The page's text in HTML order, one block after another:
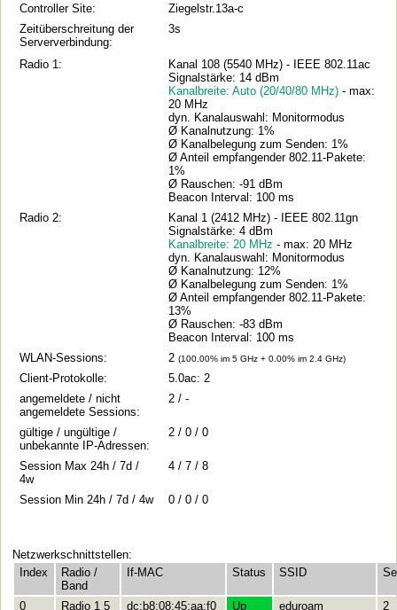
Controller Site:
Ziegelstr.13a-c
Zeitüberschreitung der
Serververbindung:
3s
Radio 1:
Kanal 108 (5540 MHz) - IEEE 802.11ac
Signalstärke: 14 dBm
Kanalbreite: Auto (20/40/80 MHz)- max:
20 MHz
dyn. Kanalauswahl: Monitormodus
Ø Kanalnutzung: 1%
Ø Kanalbelegung zum Senden: 1%
Ø Anteil empfangender 802.11-Pakete:
1%
Ø Rauschen: -91 dBm
Beacon Interval: 100 ms
Radio 2:
Kanal 1 (2412 MHz) - IEEE 802.11gn
Signalstärke: 4 dBm
Kanalbreite: 20 MHz- max: 20 MHz
dyn. Kanalauswahl: Monitormodus
Ø Kanalnutzung: 12%
Ø Kanalbelegung zum Senden: 1%
Ø Anteil empfangender 802.11-Pakete:
13%
Ø Rauschen: -83 dBm
Beacon Interval: 100 ms
WLAN-Sessions:
2(100.00% im 5 GHz + 0.00% im 2.4 GHz)
Client-Protokolle:
5.0ac: 2
angemeldete / nicht
angemeldete Sessions:
2 / -
gültige / ungültige /
unbekannte IP-Adressen:
2 / 0 / 0
Session Max 24h / 7d /
4w
4 / 7 / 8
Session Min 24h / 7d / 4w 0 / 0 / 0
Netzwerkschnittstellen:
Index
Radio /
Band
If-MAC Status SSID
0 Radio 1 5 dc:b8:08:45:aa:f0 Up eduroam 2